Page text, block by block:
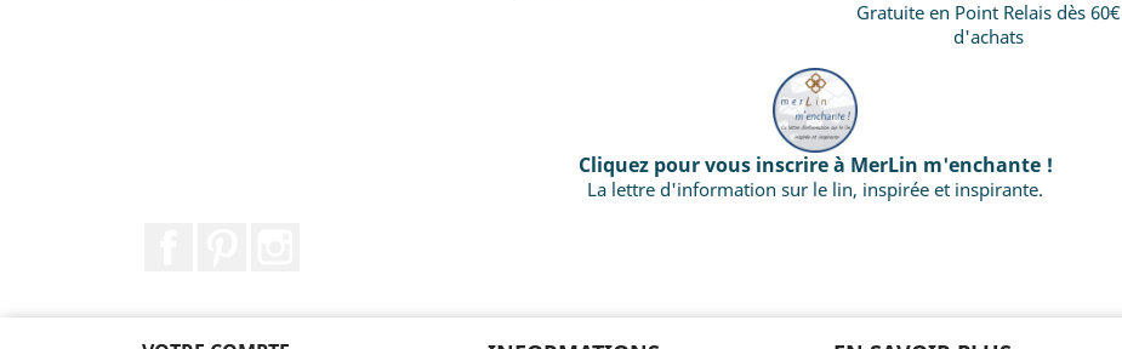
Gratuite en Point Relais dès 60€
d'achats
Cliquez pour vous inscrire à MerLin m'enchante !
La lettre d'information sur le lin, inspirée et inspirante.